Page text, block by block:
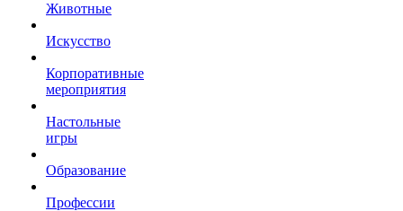
Животные
Искусство
Корпоративные
мероприятия
Настольные
игры
Образование
Профессии